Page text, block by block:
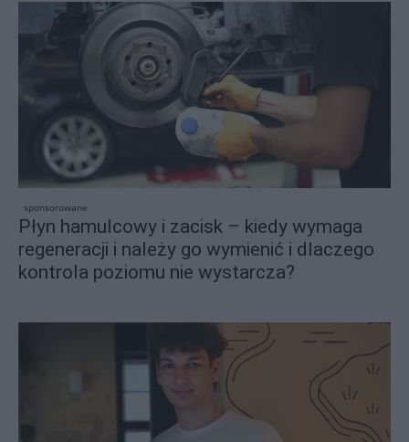
sponsorowane
Płyn hamulcowy i zacisk – kiedy wymaga
regeneracji i należy go wymienić i dlaczego
kontrola poziomu nie wystarcza?